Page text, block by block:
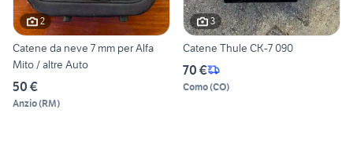
2
Catene da neve 7 mm per Alfa
Mito / altre Auto
50 €
Anzio(RM)
3
Catene Thule CK-7 090
70 €
Como(CO)